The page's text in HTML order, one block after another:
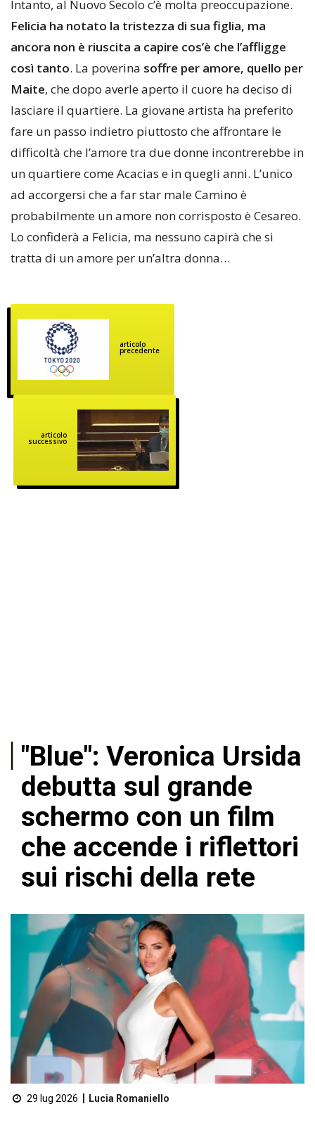
Intanto, al Nuovo Secolo c’è molta preoccupazione.
Felicia ha notato la tristezza di sua figlia, ma
ancora non è riuscita a capire cos’è che l’affligge
così tanto. La poverina soffre per amore, quello per
Maite, che dopo averle aperto il cuore ha deciso di
lasciare il quartiere. La giovane artista ha preferito
fare un passo indietro piuttosto che affrontare le
difficoltà che l’amore tra due donne incontrerebbe in
un quartiere come Acacias e in quegli anni. L’unico
ad accorgersi che a far star male Camino è
probabilmente un amore non corrisposto è Cesareo.
Lo confiderà a Felicia, ma nessuno capirà che si
tratta di un amore per un’altra donna…
articolo
precedente
articolo
successivo
"Blue": Veronica Ursida
debutta sul grande
schermo con un film
che accende i riflettori
sui rischi della rete
29 lug 2026 Lucia Romaniello